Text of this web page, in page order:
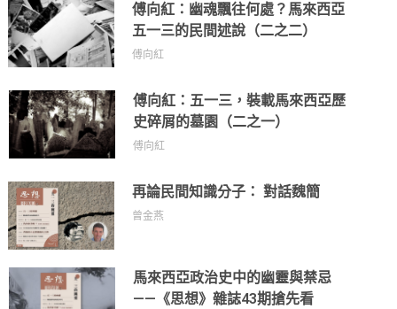
傅向紅：幽魂飄往何處？馬來西亞
五一三的民間述說（二之二）
傅向紅
傅向紅：五一三，裝載馬來西亞歷
史碎屑的墓園（二之一）
傅向紅
再論民間知識分子： 對話魏簡
曾金燕
馬來西亞政治史中的幽靈與禁忌
——《思想》雜誌43期搶先看